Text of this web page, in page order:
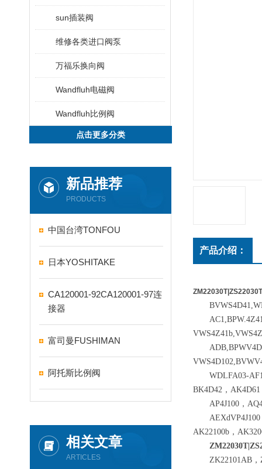
sun插装阀
维修各类进口阀泵
万福乐换向阀
Wandfluh电磁阀
Wandfluh比例阀
点击更多分类
新品推荐
PRODUCTS
中国台湾TONFOU
日本YOSHITAKE
CA120001-92CA120001-97连
接器
富司曼FUSHIMAN
阿托斯比例阀
相关文章
ARTICLES
产品介绍：
WDLFA03-
BK4D42，AK4D61
AP4J100，
AK22100b，
ZK22101AB